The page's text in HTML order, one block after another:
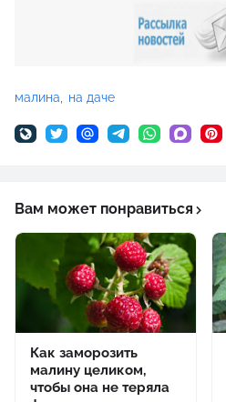
малина на даче
Вам может понравиться
Как заморозить
малину целиком,
чтобы она не теряла